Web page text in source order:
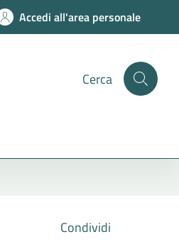
Accedi all'area personale
Cerca
Condividi